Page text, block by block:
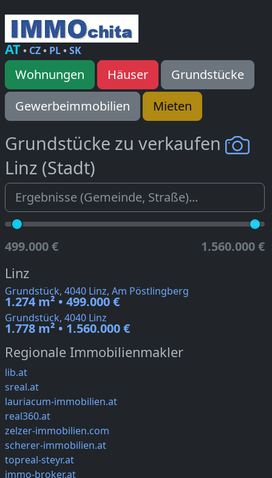
AT• CZ• PL•SK
Wohnungen Häuser
Grundstücke
Gewerbeimmobilien
Mieten
Grundstücke zu verkaufen
Linz (Stadt)
499.000 € 1.560.000 €
Linz
Grundstück, 4040 Linz, Am Pöstlingberg
1.274 m² • 499.000 €
Grundstück, 4040 Linz
1.778 m² • 1.560.000 €
Regionale Immobilienmakler
lib.at
sreal.at
lauriacum-immobilien.at
real360.at
zelzer-immobilien.com
scherer-immobilien.at
topreal-steyr.at
immo-broker.at